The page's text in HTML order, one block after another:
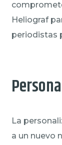
Heliograf
periodistas
La
a un nuevo